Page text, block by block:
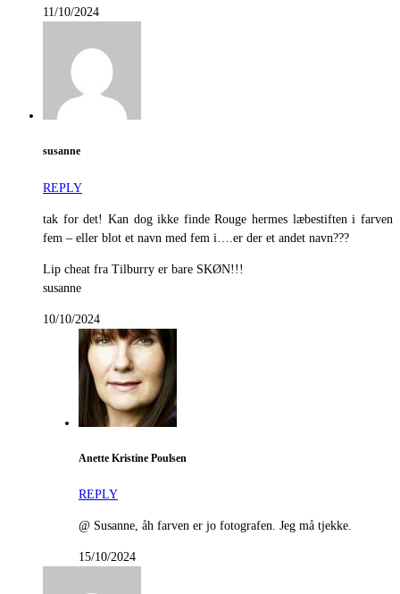
11/10/2024
susanne
REPLY
tak for det! Kan dog ikke finde Rouge hermes læbestiften i farven
fem – eller blot et navn med fem i….er der et andet navn???
Lip cheat fra Tilburry er bare SKØN!!!
susanne
10/10/2024
Anette Kristine Poulsen
REPLY
@ Susanne, åh farven er jo fotografen. Jeg må tjekke.
15/10/2024